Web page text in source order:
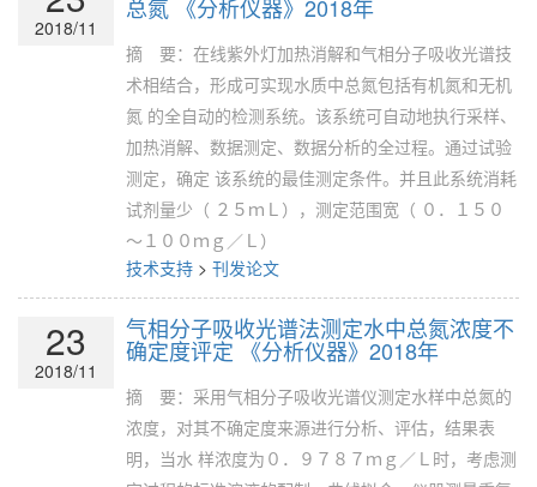
2018/11
总氮 《分析仪器》2018年
摘 要：在线紫外灯加热消解和气相分子吸收光谱技
术相结合，形成可实现水质中总氮包括有机氮和无机
氮 的全自动的检测系统。该系统可自动地执行采样、
加热消解、数据测定、数据分析的全过程。通过试验
测定，确定 该系统的最佳测定条件。并且此系统消耗
试剂量少（ ２５ｍＬ），测定范围宽（ ０．１５０
～１００ｍｇ／Ｌ）
技术支持 > 刊发论文
23
2018/11
气相分子吸收光谱法测定水中总氮浓度不
确定度评定 《分析仪器》2018年
摘 要：采用气相分子吸收光谱仪测定水样中总氮的
浓度，对其不确定度来源进行分析、评估，结果表
明，当水 样浓度为０．９７８７ｍｇ／Ｌ时，考虑测